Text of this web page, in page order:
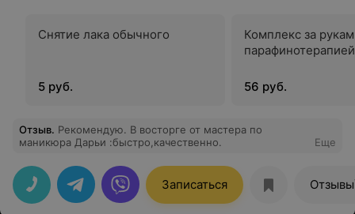
Снятие лака обычного
5 руб.
Комплекс за
парафинотерапией
56 руб.
Отзыв. Рекомендую. В восторге от мастера по
маникюра Дарьи :быстро,качественно.
Еще
Записаться Отзывы